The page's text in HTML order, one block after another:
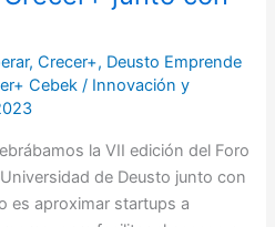
,Crecer+, Deusto Emprende
Cebek / Innovación y
la VII edición del Foro
de Deusto junto con
es aproximar startups a